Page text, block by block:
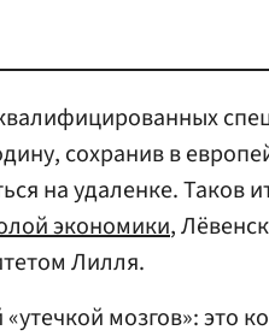
сохранив в
на удаленке. Таков
экономики,
Лилля.
мозгов»: это